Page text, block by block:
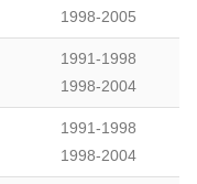
1998-2005
1991-1998
1998-2004
1991-1998
1998-2004